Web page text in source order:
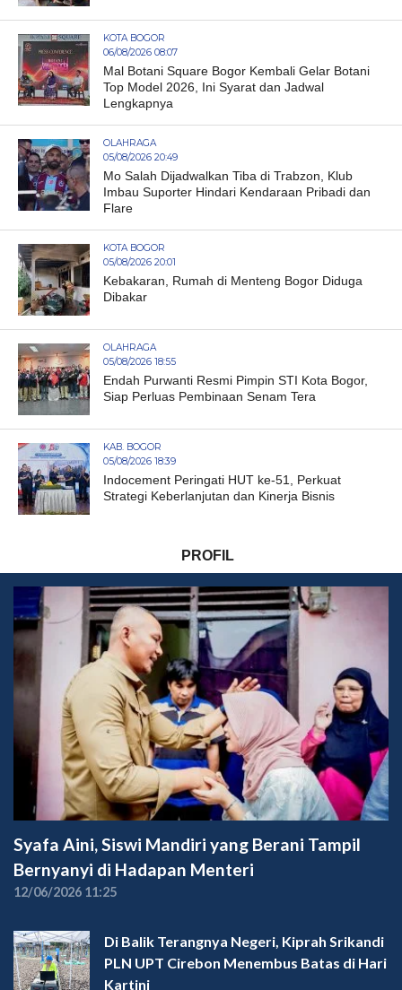
KOTA BOGOR
06/08/2026 08:07
Mal Botani Square Bogor Kembali Gelar Botani
Top Model 2026, Ini Syarat dan Jadwal
Lengkapnya
OLAHRAGA
05/08/2026 20:49
Mo Salah Dijadwalkan Tiba di Trabzon, Klub
Imbau Suporter Hindari Kendaraan Pribadi dan
Flare
KOTA BOGOR
05/08/2026 20:01
Kebakaran, Rumah di Menteng Bogor Diduga
Dibakar
OLAHRAGA
05/08/2026 18:55
Endah Purwanti Resmi Pimpin STI Kota Bogor,
Siap Perluas Pembinaan Senam Tera
KAB. BOGOR
05/08/2026 18:39
Indocement Peringati HUT ke-51, Perkuat
Strategi Keberlanjutan dan Kinerja Bisnis
PROFIL
Syafa Aini, Siswi Mandiri yang Berani Tampil
Bernyanyi di Hadapan Menteri
12/06/2026 11:25
Di Balik Terangnya Negeri, Kiprah Srikandi
PLN UPT Cirebon Menembus Batas di Hari
Kartini